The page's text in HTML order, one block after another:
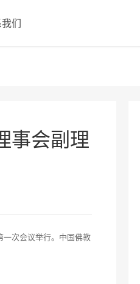
们
事会副理
次会议举行。中国佛教